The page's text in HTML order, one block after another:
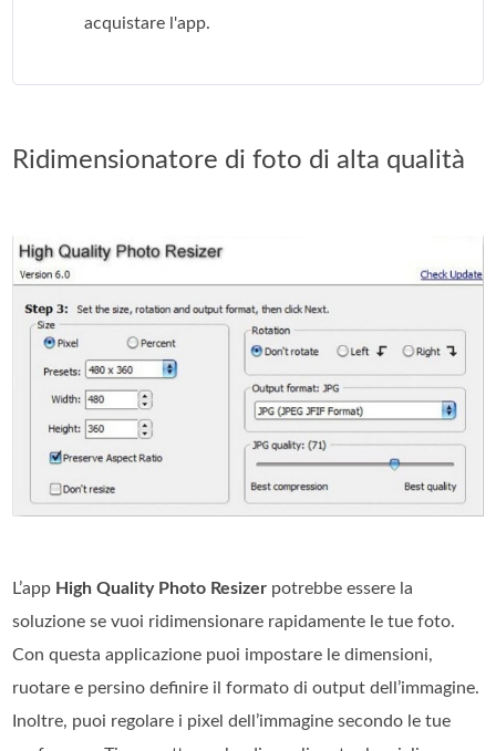
acquistare l'app.
Ridimensionatore di foto di alta qualità
L’app High Quality Photo Resizer potrebbe essere la
soluzione se vuoi ridimensionare rapidamente le tue foto.
Con questa applicazione puoi impostare le dimensioni,
ruotare e persino definire il formato di output dell’immagine.
Inoltre, puoi regolare i pixel dell’immagine secondo le tue